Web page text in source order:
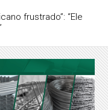
frustrado”: “Ele